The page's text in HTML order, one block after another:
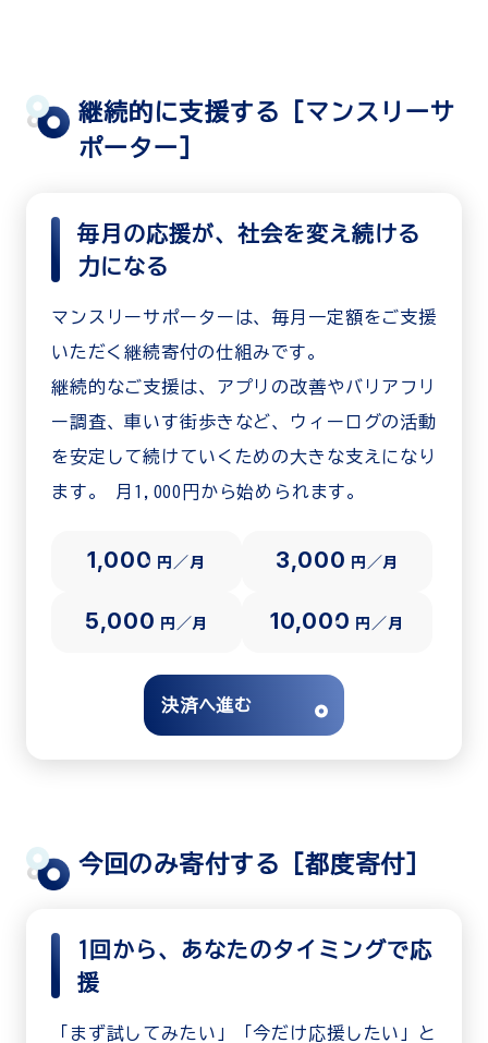
継続的に支援する［マンスリーサ
ポーター］
毎月の応援が、社会を変え続ける
力になる
マンスリーサポーターは、毎月一定額をご支援
いただく継続寄付の仕組みです。
継続的なご支援は、アプリの改善やバリアフリ
ー調査、車いす街歩きなど、ウィーログの活動
を安定して続けていくための大きな支えになり
ます。 月1,000円から始められます。
1,000 円／月 3,000 円／月
5,000 円／月 10,000 円／月
決済へ進む
今回のみ寄付する［都度寄付］
1回から、あなたのタイミングで応
援
「まず試してみたい」「今だけ応援したい」と